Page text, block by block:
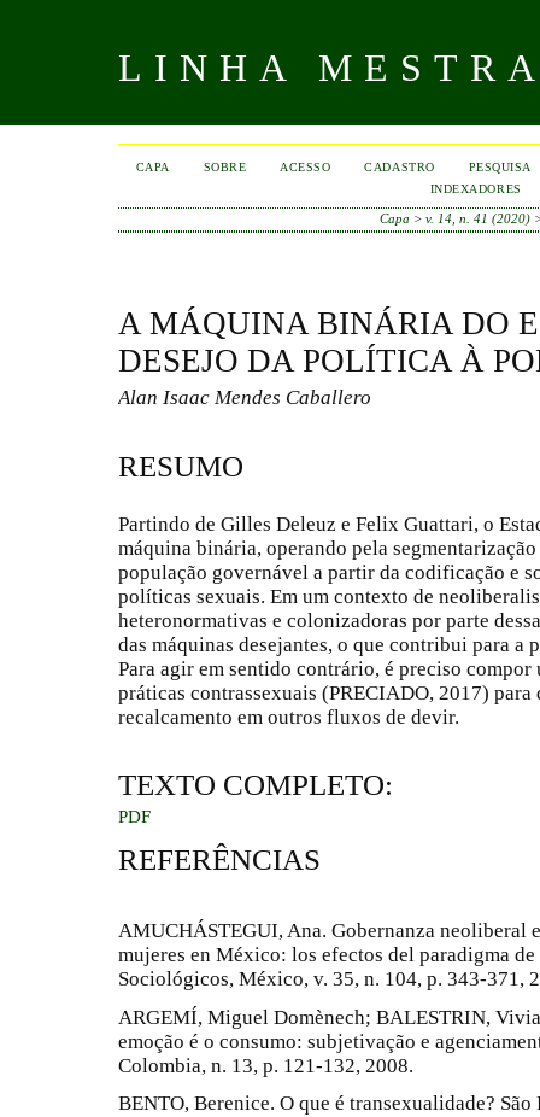
LINHA
CAPA SOBRE ACESSO CADASTRO
PESQUISA
INDEXADORES
Capa > v. 14, n. 41 (2020)
A MÁQUINA BINÁRIA DO
DESEJO DA POLÍTICA À
Alan Isaac Mendes Caballero
RESUMO
Partindo de Gilles Deleuz e Felix Guattari, o
máquina binária, operando pela
população governável a partir da codificação e
políticas sexuais. Em um contexto de
heteronormativas e colonizadoras por parte
das máquinas desejantes, o que contribui para a
Para agir em sentido contrário, é preciso
práticas contrassexuais (PRECIADO, 2017) para
recalcamento em outros fluxos de devir.
TEXTO COMPLETO:
PDF
REFERÊNCIAS
AMUCHÁSTEGUI, Ana. Gobernanza neoliberal
mujeres en México: los efectos del paradigma
Sociológicos, México, v. 35, n. 104, p. 343-371,
ARGEMÍ, Miguel Domènech; BALESTRIN,
emoção é o consumo: subjetivação e
Colombia, n. 13, p. 121-132, 2008.
BENTO, Berenice. O que é transexualidade?